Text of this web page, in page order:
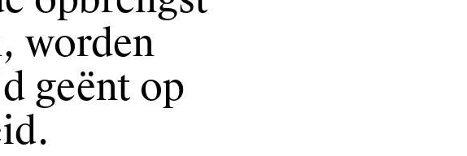
worden
geënt op